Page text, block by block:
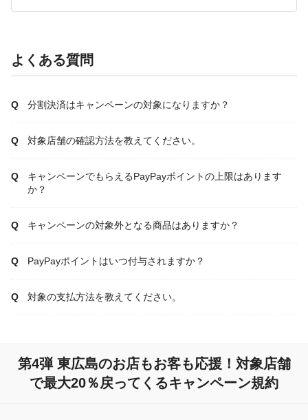
よくある質問
分割決済はキャンペーンの対象になりますか？
対象店舗の確認方法を教えてください。
キャンペーンでもらえるPayPayポイントの上限はあります
か？
キャンペーンの対象外となる商品はありますか？
PayPayポイントはいつ付与されますか？
対象の支払方法を教えてください。
第4弾 東広島のお店もお客も応援！対象店舗
で最大20％戻ってくるキャンペーン規約